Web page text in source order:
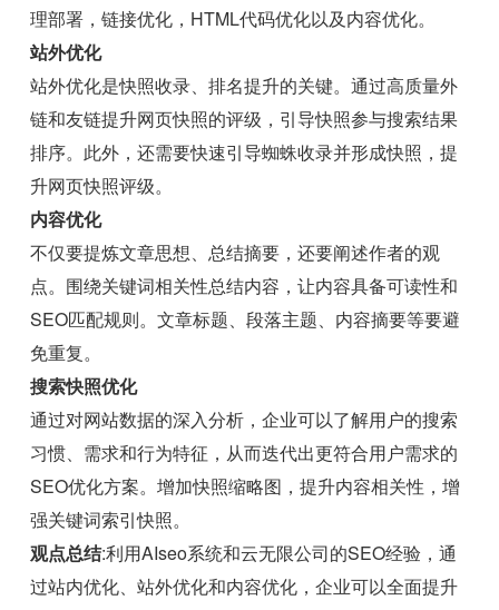
理部署，链接优化，HTML代码优化以及内容优化。
站外优化
站外优化是快照收录、排名提升的关键。通过高质量外
链和友链提升网页快照的评级，引导快照参与搜索结果
排序。此外，还需要快速引导蜘蛛收录并形成快照，提
升网页快照评级。
内容优化
不仅要提炼文章思想、总结摘要，还要阐述作者的观
点。围绕关键词相关性总结内容，让内容具备可读性和
SEO匹配规则。文章标题、段落主题、内容摘要等要避
免重复。
搜索快照优化
通过对网站数据的深入分析，企业可以了解用户的搜索
习惯、需求和行为特征，从而迭代出更符合用户需求的
SEO优化方案。增加快照缩略图，提升内容相关性，增
强关键词索引快照。
观点总结:利用AIseo系统和云无限公司的SEO经验，通
过站内优化、站外优化和内容优化，企业可以全面提升